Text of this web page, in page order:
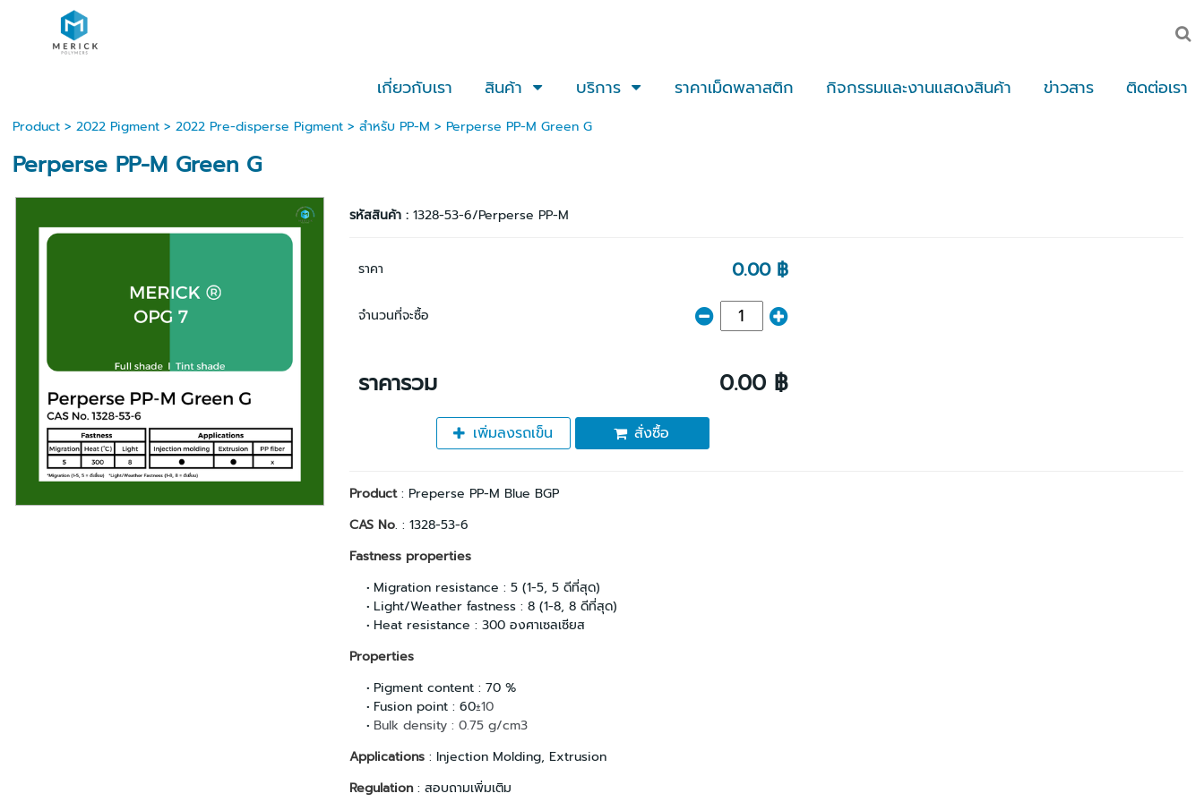
เกี่ยวกับเรา สินค้า บริการ ราคาเม็ดพลาสติก กิจกรรมและงานแสดงสินค้า ข่าวสาร ติดต่อเรา
Product> 2022 Pigment> 2022 Pre-disperse Pigment> สำหรับ PP-M > Perperse PP-M Green G
Perperse PP-M Green G
รหัสสินค้า : 1328-53-6/Perperse PP-M
ราคา 0.00 ฿
จำนวนที่จะซื้อ
ราคารวม 0.00 ฿
เพิ่มลงรถเข็น สั่งซื้อ
Product: Preperse PP-M Blue BGP
CAS No. : 1328-53-6
Fastness properties
Migration resistance : 5 (1-5, 5 ดีที่สุด)
Light/Weather fastness : 8 (1-8, 8 ดีที่สุด)
Heat resistance : 300 องศาเซลเซียส
Properties
Pigment content : 70 %
Fusion point : 60±10
Bulk density : 0.75 g/cm3
Applications: Injection Molding, Extrusion
Regulation: สอบถามเพิ่มเติม